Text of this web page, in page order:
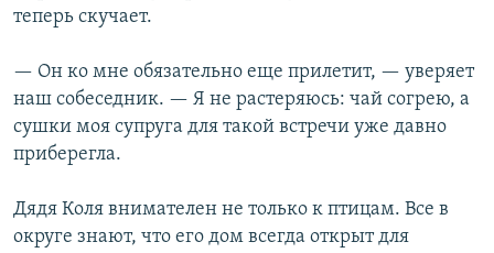
теперь скучает.
— Он ко мне обязательно еще прилетит, — уверяет
наш собеседник. — Я не растеряюсь: чай согрею, а
сушки моя супруга для такой встречи уже давно
приберегла.
Дядя Коля внимателен не только к птицам. Все в
округе знают, что его дом всегда открыт для